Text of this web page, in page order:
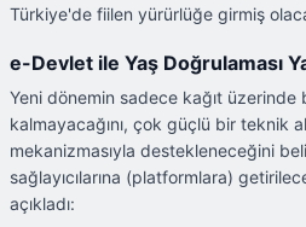
Türkiye'de fiilen yürürlüğe girmiş
e-Devlet ile Yaş Doğrulaması
Yeni dönemin sadece kağıt
kalmayacağını, çok güçlü bir teknik
mekanizmasıyla destekleneceğini
sağlayıcılarına (platformlara)
açıkladı: